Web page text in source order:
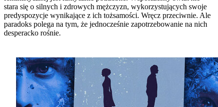
stara się o silnych i zdrowych mężczyzn, wykorzystujących swoje
predyspozycje wynikające z ich tożsamości. Wręcz przeciwnie. Ale
paradoks polega na tym, że jednocześnie zapotrzebowanie na nich
desperacko rośnie.